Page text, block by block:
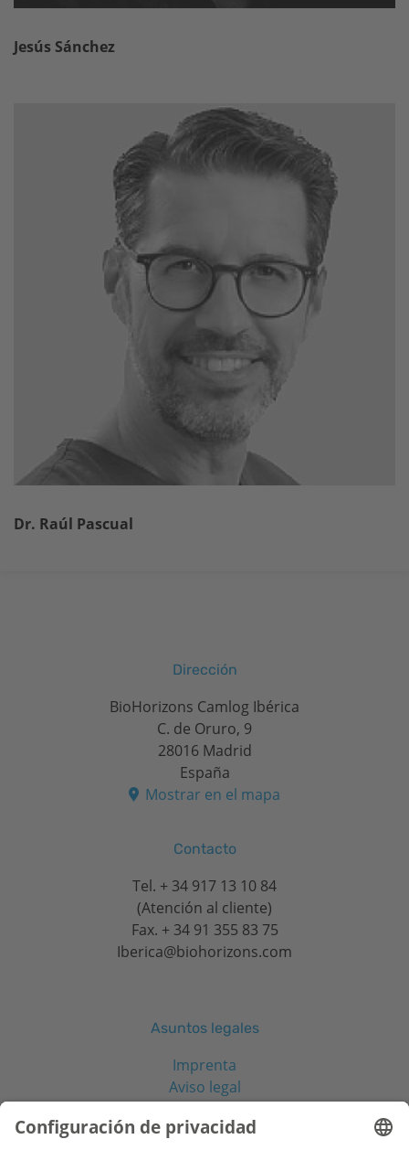
Jesús Sánchez
Dr. Raúl Pascual
Dirección
BioHorizons Camlog Ibérica
C. de Oruro, 9
28016 Madrid
España
Mostrar en el mapa
Contacto
Tel. + 34 917 13 10 84
(Atención al cliente)
Fax. + 34 91 355 83 75
Iberica@biohorizons.com
Asuntos legales
Imprenta
Aviso legal
Aviso de privacidad